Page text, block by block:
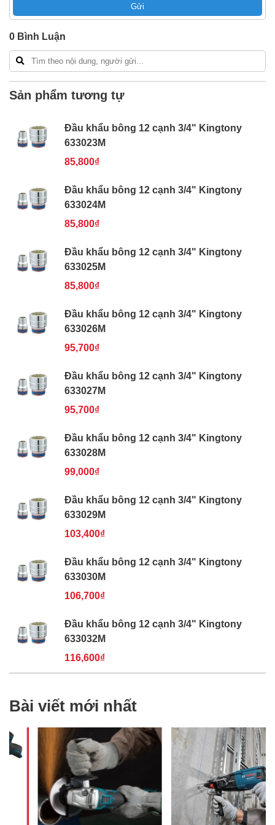
Nếu bạn cần thêm thông tin của
hotline -024.2224.8888 hoặc zalo -
Gửi
0 Bình Luận
Sản phẩm tương tự
Đầu khẩu bông 12 cạnh 3/4" Kingtony
633023M
85,800₫
Đầu khẩu bông 12 cạnh 3/4" Kingtony
633024M
85,800₫
Đầu khẩu bông 12 cạnh 3/4" Kingtony
633025M
85,800₫
Đầu khẩu bông 12 cạnh 3/4" Kingtony
633026M
95,700₫
Đầu khẩu bông 12 cạnh 3/4" Kingtony
633027M
95,700₫
Đầu khẩu bông 12 cạnh 3/4" Kingtony
633028M
99,000₫
Đầu khẩu bông 12 cạnh 3/4" Kingtony
633029M
103,400₫
Đầu khẩu bông 12 cạnh 3/4" Kingtony
633030M
106,700₫
Đầu khẩu bông 12 cạnh 3/4" Kingtony
633032M
116,600₫
Bài viết mới nhất